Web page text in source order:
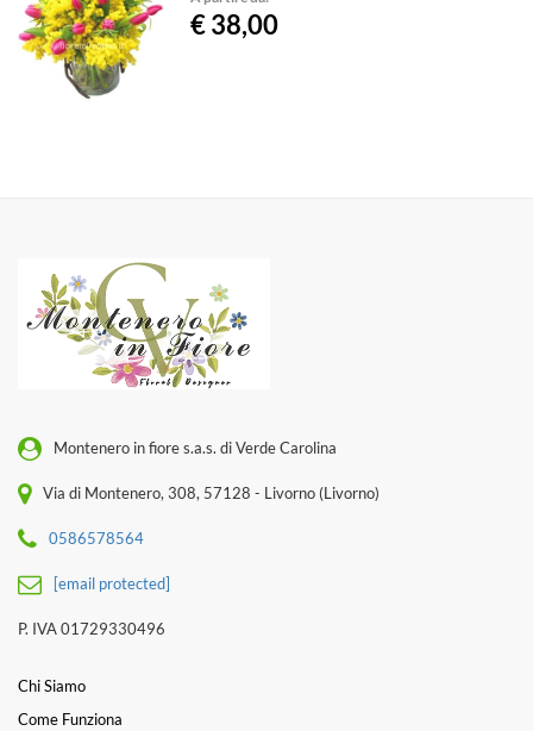
€ 38,00
Montenero in fiore s.a.s. di Verde Carolina
Via di Montenero, 308, 57128 - Livorno (Livorno)
0586578564
[email protected]
P. IVA 01729330496
Chi Siamo
Come Funziona